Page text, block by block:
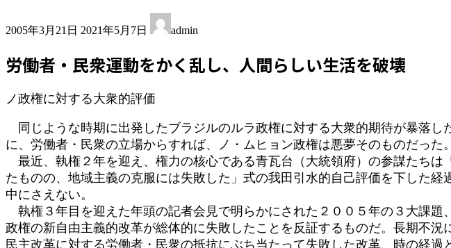
2005年3月21日 終
新
時
2021年5月7日 admin
労働者・民衆運動をかく乱し、人間らしい生活を破壊
ノ政権に対する大衆的評価
同じような時期に出発したブラジルのルラ政権に対する大衆的期待が暴落し
に、労働者・民衆の立場からすれば、ノ・ムヒョン政権は悪夢そのものだった。
最近、執権２年を迎え、権力の核心である青瓦台（大統領府）の参謀たちは
たものの、地域主義の克服には失敗した」式の我田引水的自己評価を下した
中にさえない。
執権３年目を迎えた年頭の記者会見で明らかにされた２００５年の３大課
政権の新自由主義的改革が総体的に失敗したことを反証するものだ。長期不
民主改革に対する労働者・民衆の抵抗にぶち当たって失敗した改革、時の経